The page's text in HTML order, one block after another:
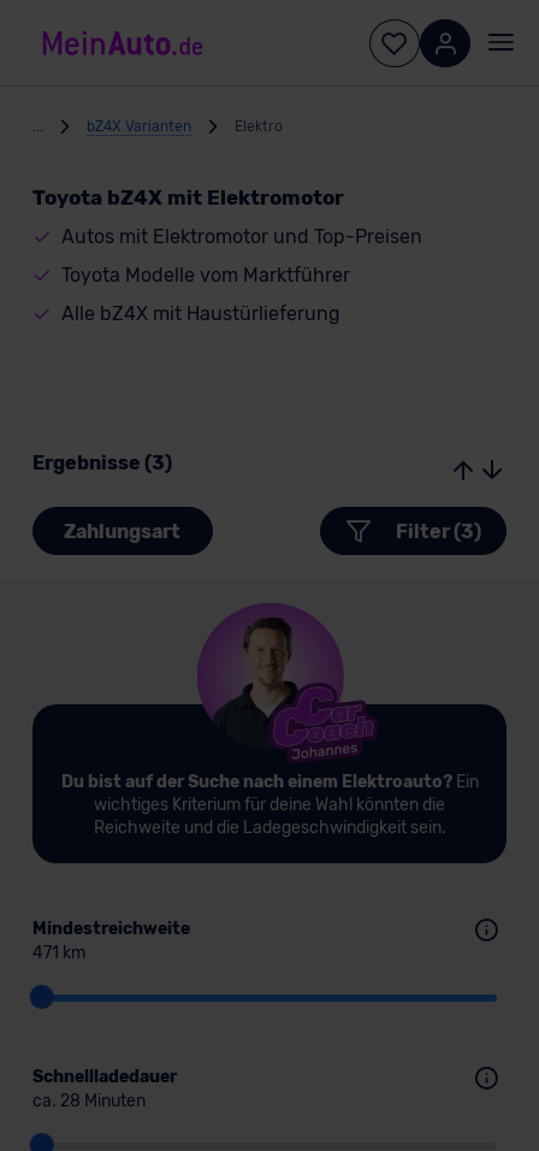
bZ4X Varianten Elektro
Toyota bZ4X mit Elektromotor
Autos mit Elektromotor und Top-Preisen
Toyota Modelle vom Marktführer
Alle bZ4X mit Haustürlieferung
Ergebnisse (3)
Zahlungsart Filter (3)
Mindestreichweite
471 km
Schnellladedauer
ca. 28 Minuten
Du bist auf der Suche nach einem Elektroauto?Ein
wichtiges Kriterium für deine Wahl könnten die
Reichweite und die Ladegeschwindigkeit sein.